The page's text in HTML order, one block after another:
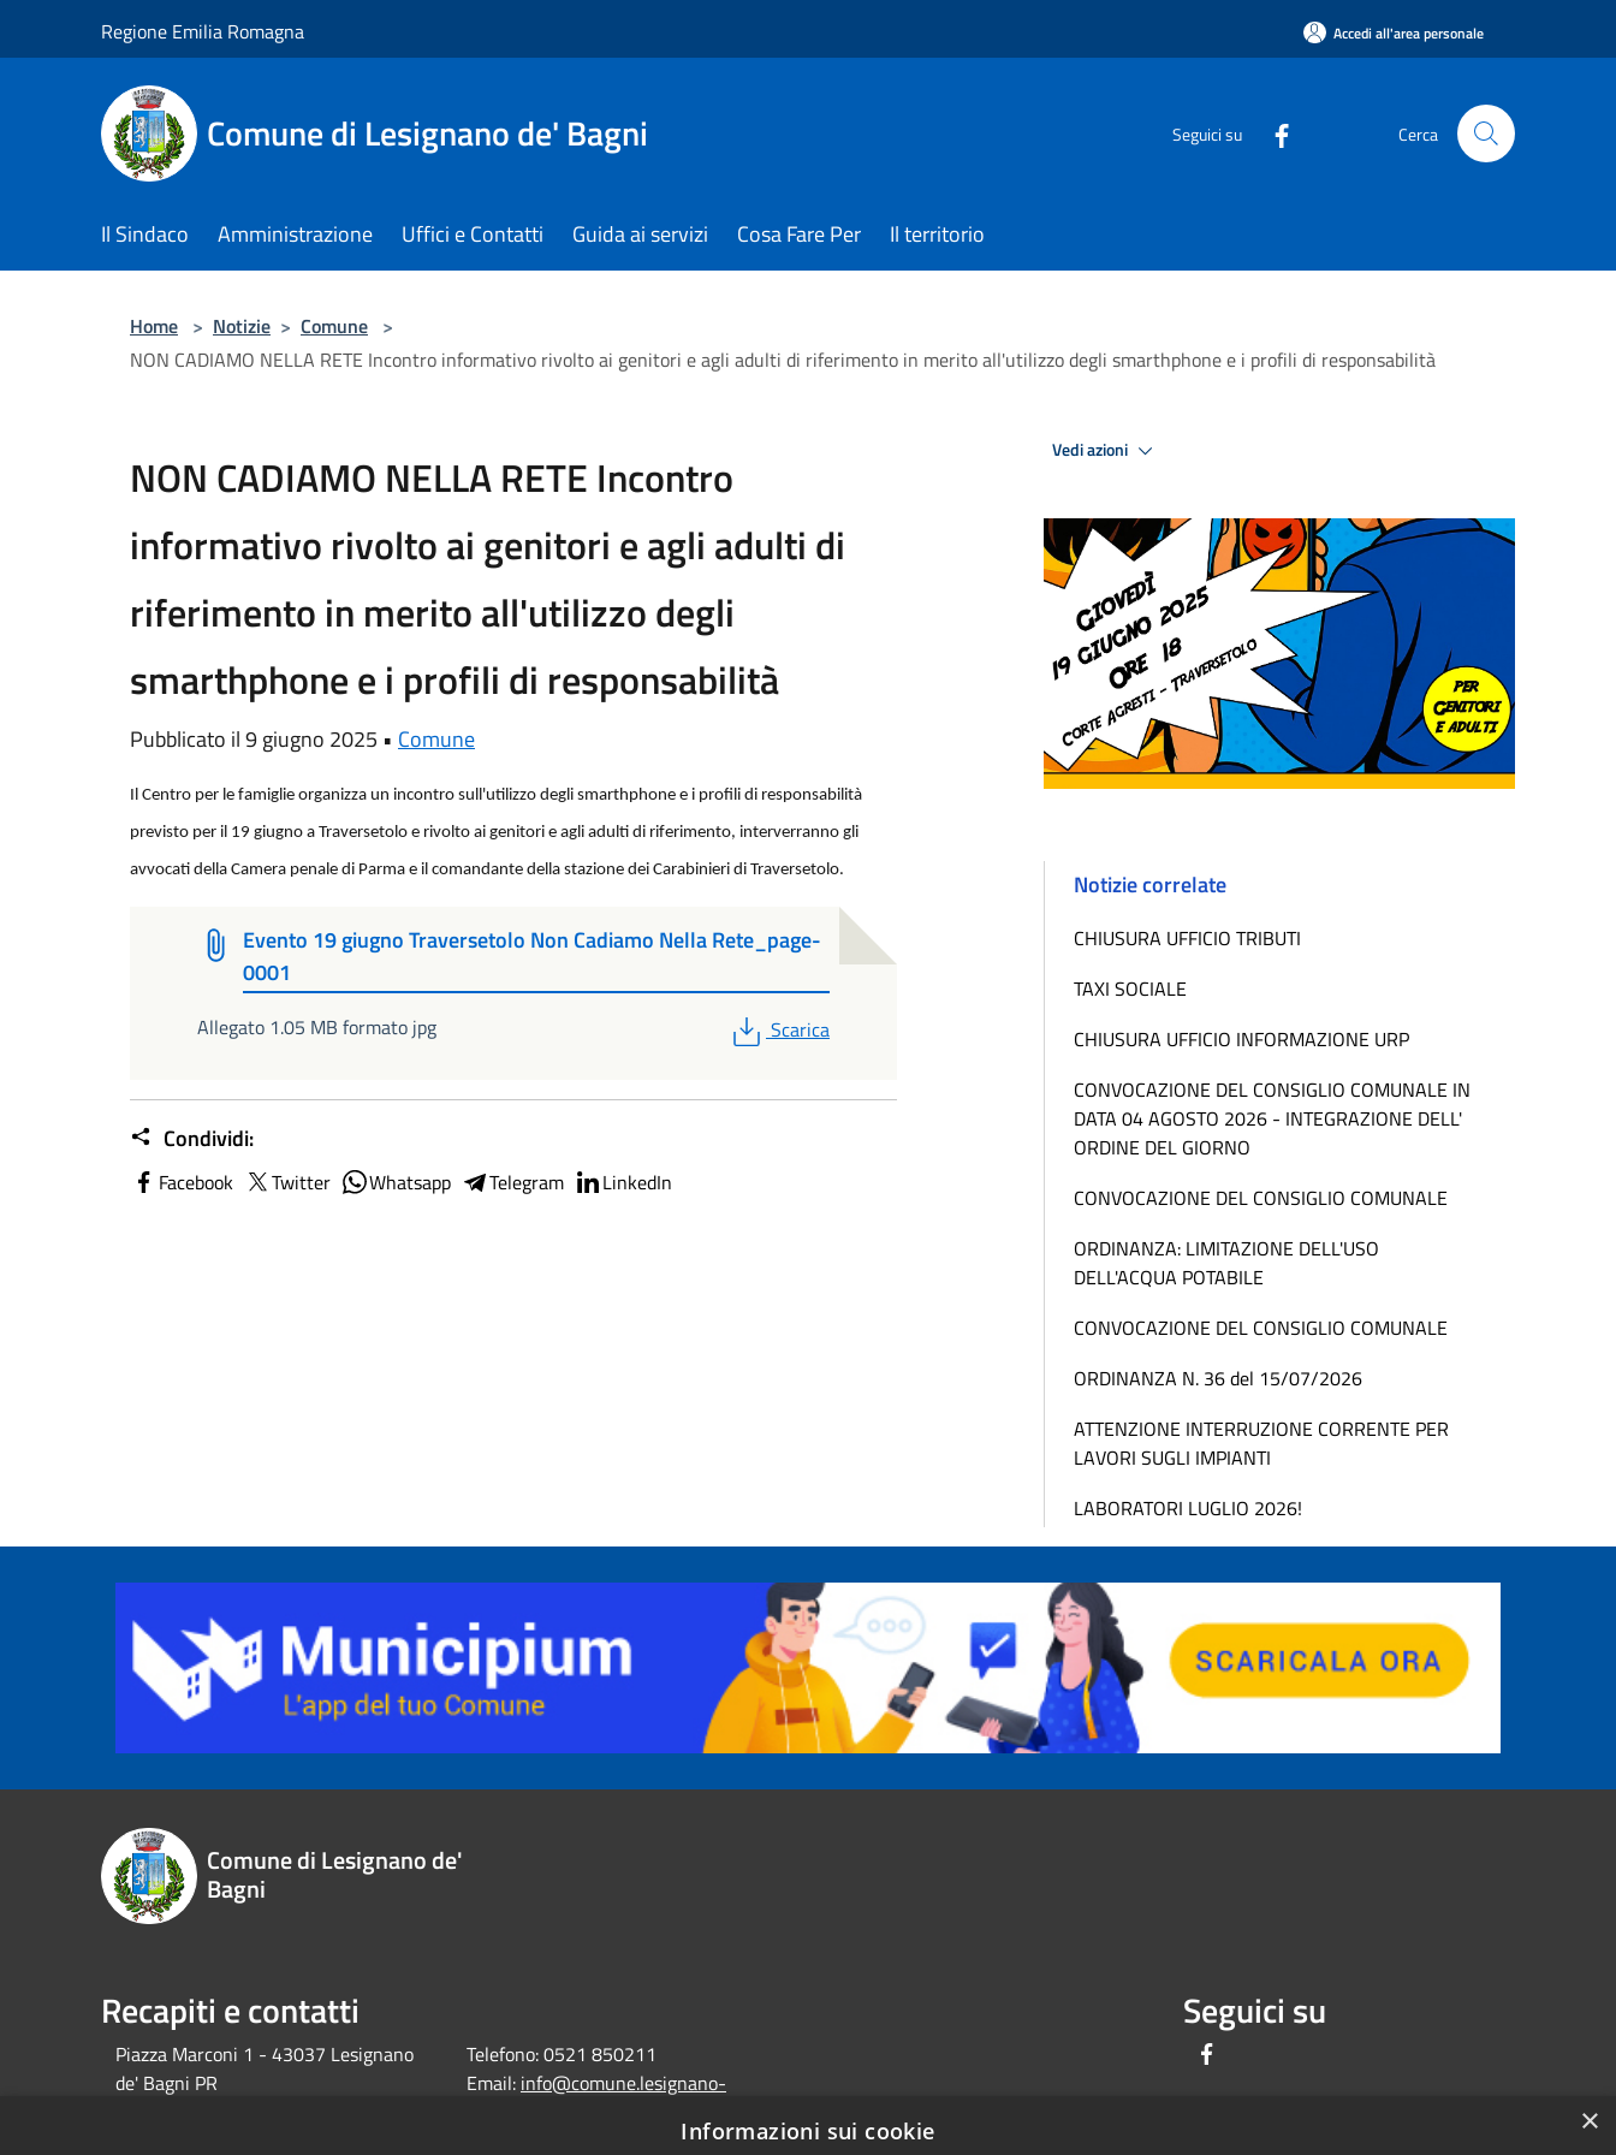
Regione Emilia Romagna Accedi all'area personale
Comune di Lesignano de' Bagni Seguici su Cerca
Il Sindaco Amministrazione Uffici e Contatti Guida ai servizi Cosa Fare Per Il territorio
Home > Notizie > Comune >
NON CADIAMO NELLA RETE Incontro informativo rivolto ai genitori e agli adulti di riferimento in merito all'utilizzo degli smarthphone e i profili di responsabilità
NON CADIAMO NELLA RETE Incontro
informativo rivolto ai genitori e agli adulti di
riferimento in merito all'utilizzo degli
smarthphone e i profili di responsabilità
Pubblicato il 9 giugno 2025 • Comune
Il Centro per le famiglie organizza un incontro sull'utilizzo degli smarthphone e i profili di responsabilità
previsto per il 19 giugno a Traversetolo e rivolto ai genitori e agli adulti di riferimento, interverranno gli
avvocati della Camera penale di Parma e il comandante della stazione dei Carabinieri di Traversetolo.
Evento 19 giugno Traversetolo Non Cadiamo Nella Rete_page-
0001
Allegato 1.05 MB formato jpg PDF
Scarica
Condividi:
Facebook Twitter Whatsapp Telegram LinkedIn
Vedi azioni
Notizie correlate
CHIUSURA UFFICIO TRIBUTI
TAXI SOCIALE
CHIUSURA UFFICIO INFORMAZIONE URP
CONVOCAZIONE DEL CONSIGLIO COMUNALE IN
DATA 04 AGOSTO 2026 - INTEGRAZIONE DELL'
ORDINE DEL GIORNO
CONVOCAZIONE DEL CONSIGLIO COMUNALE
ORDINANZA: LIMITAZIONE DELL'USO
DELL'ACQUA POTABILE
CONVOCAZIONE DEL CONSIGLIO COMUNALE
ORDINANZA N. 36 del 15/07/2026
ATTENZIONE INTERRUZIONE CORRENTE PER
LAVORI SUGLI IMPIANTI
LABORATORI LUGLIO 2026!
Comune di Lesignano de'
Bagni
Recapiti e contatti
Piazza Marconi 1 - 43037 Lesignano
de' Bagni PR
Telefono:0521 850211
Email: info@comune.lesignano-
Seguici su
×
Informazioni sui cookie